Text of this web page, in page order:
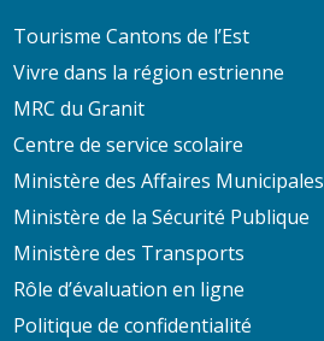
Tourisme Cantons de l’Est
Vivre dans la région estrienne
MRC du Granit
Centre de service scolaire
Ministère des Affaires Municipales
Ministère de la Sécurité Publique
Ministère des Transports
Rôle d’évaluation en ligne
Politique de confidentialité